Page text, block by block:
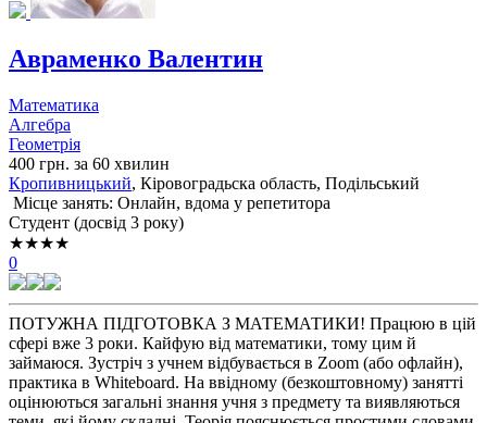
Авраменко Валентин
Математика
Алгебра
Геометрія
400 грн. за 60 хвилин
Кропивницький, Кіровоградьска область, Подільський
Місце занять: Онлайн, вдома у репетитора
Cтудент (досвід 3 року)
★★★★
0
ПОТУЖНА ПІДГОТОВКА З МАТЕМАТИКИ! Працюю в цій
сфері вже 3 роки. Кайфую від математики, тому цим й
займаюся. Зустріч з учнем відбувається в Zoom (або офлайн),
практика в Whiteboard. На ввідному (безкоштовному) занятті
оцінюються загальні знання учня з предмету та виявляються